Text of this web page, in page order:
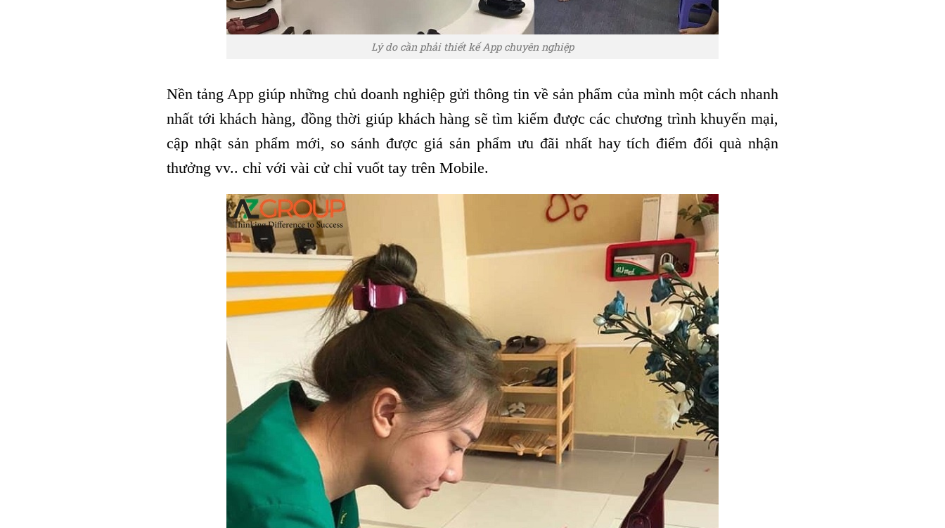
Lý do cần phải thiết kế App chuyên nghiệp
Nền tảng App giúp những chủ doanh nghiệp gửi thông tin về sản phẩm của mình một cách nhanh
nhất tới khách hàng, đồng thời giúp khách hàng sẽ tìm kiếm được các chương trình khuyến mại,
cập nhật sản phẩm mới, so sánh được giá sản phẩm ưu đãi nhất hay tích điểm đổi quà nhận
thưởng vv.. chỉ với vài cử chỉ vuốt tay trên Mobile.